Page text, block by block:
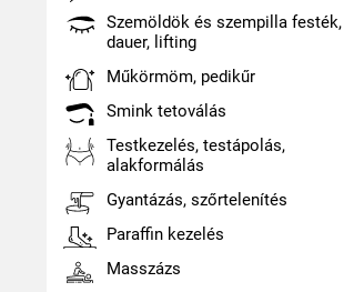
Szemöldök és szempilla festék,
dauer, lifting
Műkörmöm, pedikűr
Smink tetoválás
Testkezelés, testápolás,
alakformálás
Gyantázás, szőrtelenítés
Paraffin kezelés
Masszázs